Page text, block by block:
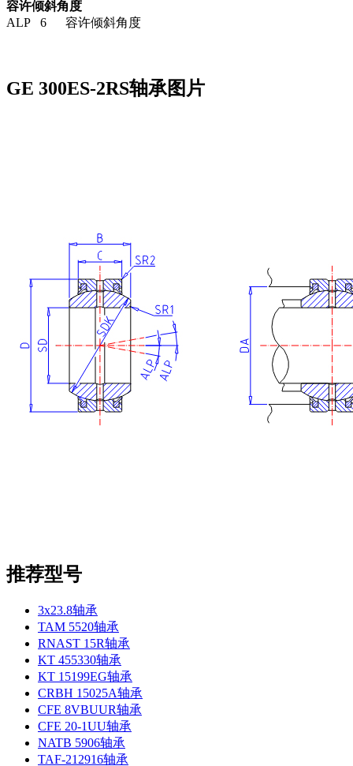
容许倾斜角度
ALP 6 容许倾斜角度
GE 300ES-2RS轴承图片
推荐型号
3x23.8轴承
TAM 5520轴承
RNAST 15R轴承
KT 455330轴承
KT 15199EG轴承
CRBH 15025A轴承
CFE 8VBUUR轴承
CFE 20-1UU轴承
NATB 5906轴承
TAF-212916轴承